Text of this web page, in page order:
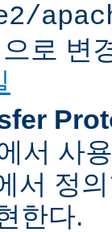
로 변
서 사
서 정
한다.